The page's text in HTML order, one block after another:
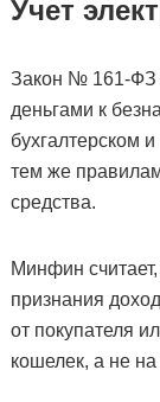
Учет
Закон № 161-ФЗ
деньгами к
бухгалтерском
тем же
средства.
Минфин
признания
от покупателя
кошелек, а не